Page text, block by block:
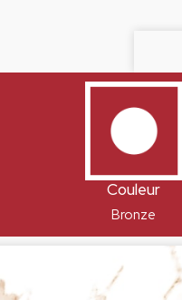
Couleur
Bronze